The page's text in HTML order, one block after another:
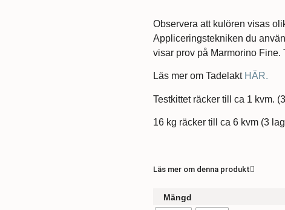
Observera att kulören visas
Appliceringstekniken du
visar prov på Marmorino Fine.
Läs mer om TadelaktHÄR.
Testkittet räcker till ca 1 kvm.
16 kg räcker till ca 6 kvm (3
Läs mer om denna produkt
Mängd